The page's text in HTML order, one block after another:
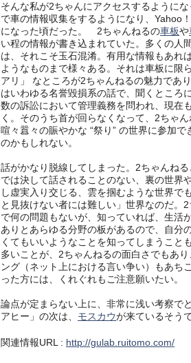
そんな私が2ちゃんにアクセスするように
で車の情報収集をするようになり、Yahoo
になった頃だった。 2ちゃんねるの車板や
い程の情報が書き込まれていた。多くの人
は、それこそ玉石混淆。有用な情報もあれ
ようなものまで様々ある。それは車板に限
アリ」 なところが2ちゃんねるの魅力であ
はいわゆる名誉毀損系の話で、聞くところ
数の訴訟において管理義務を問われ、現在
く。そのうち首が回らなくなって、2ちゃ
喧々囂々の賑やかな “祭り” の世界に参加
のかもしれない。
話がかなり脱線してしまった。2ちゃんね
では決して話されることのない、裏の世界
し虚実入り交じる、雲を掴むような世界で
と見抜けない者には難しい」世界なのだ。
で何の問題もないが、知っていれば、生活
ありとあらゆる分野の板があるので、自分
くてもいいようなことを知ってしまうこと
多いことが、2ちゃんねるの面白さでもあ
ング（ネット上における言い争い）もあち
った方には、くれぐれもご注意願いたい。
論点が定まらない上に、非常に浅い考察
アヒー」の次は、 モスカウが来ているそうで
関連情報URL : http://gulab.ruitomo.com/